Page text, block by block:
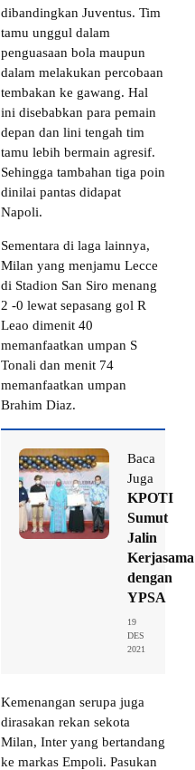
dibandingkan Juventus. Tim
tamu unggul dalam
penguasaan bola maupun
dalam melakukan percobaan
tembakan ke gawang. Hal
ini disebabkan para pemain
depan dan lini tengah tim
tamu lebih bermain agresif.
Sehingga tambahan tiga poin
dinilai pantas didapat
Napoli.
Sementara di laga lainnya,
Milan yang menjamu Lecce
di Stadion San Siro menang
2 -0 lewat sepasang gol R
Leao dimenit 40
memanfaatkan umpan S
Tonali dan menit 74
memanfaatkan umpan
Brahim Diaz.
Baca
Juga
KPOTI
Sumut
Jalin
Kerjasama
dengan
YPSA
19
DES
2021
Kemenangan serupa juga
dirasakan rekan sekota
Milan, Inter yang bertandang
ke markas Empoli. Pasukan